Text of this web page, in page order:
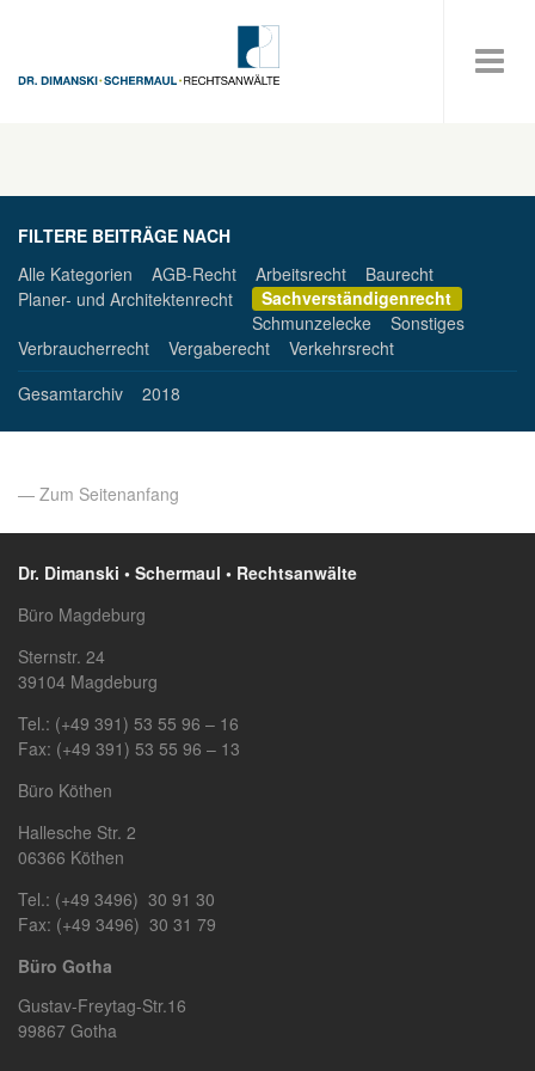
FILTERE BEITRÄGE NACH
Alle Kategorien
AGB-Recht Arbeitsrecht
Baurecht
Planer- und Architektenrecht
Sachverständigenrecht
Schmunzelecke
Sonstiges
Verbraucherrecht
Vergaberecht
Verkehrsrecht
Gesamtarchiv
2018
— Zum Seitenanfang
Dr. Dimanski • Schermaul • Rechtsanwälte
Büro Magdeburg
Sternstr. 24
39104 Magdeburg
Tel.: (+49 391) 53 55 96 – 16
Fax: (+49 391) 53 55 96 – 13
Büro Köthen
Hallesche Str. 2
06366 Köthen
Tel.: (+49 3496) 30 91 30
Fax: (+49 3496) 30 31 79
Büro Gotha
Gustav-Freytag-Str.16
99867 Gotha